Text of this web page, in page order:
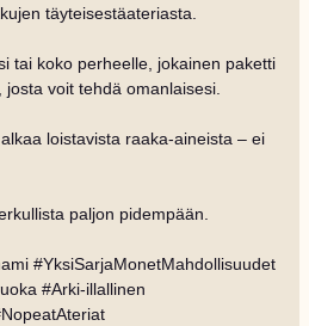
täyteisestäateriasta.
tai koko perheelle, jokainen paketti
voit tehdä omanlaisesi.
loistavista raaka-aineista – ei
paljon pidempään.
#YksiSarjaMonetMahdollisuudet
#Arki-illallinen